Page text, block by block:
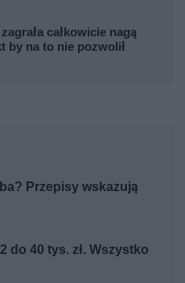
całkowicie nagą
by na to nie pozwolił
Przepisy wskazują
do 40 tys. zł. Wszystko